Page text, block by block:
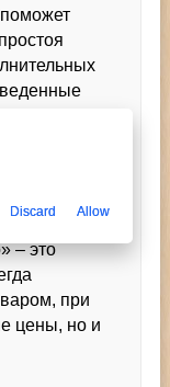
– это
при
цены, но и
Discard Allow